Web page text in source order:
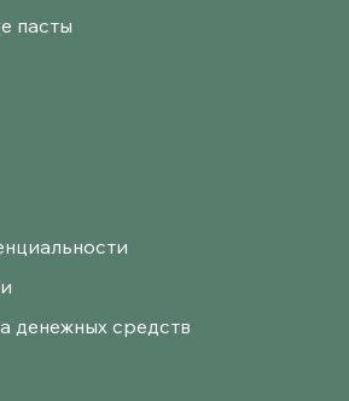
денежных средств
пасты